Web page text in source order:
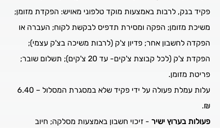
פקיד בנק, לרבות באמצעות מוקד טלפוני מאויש: הפקדת מזומן;
משיכת מזומן; הפקה ומסירת תדפיס לבקשת לקוח; העברה או
הפקדה לחשבון אחר; פדיון צ'ק (לרבות משיכה בצ'ק עצמי);
הפקדת צ'ק (לכל קבוצת צ'קים- עד 20 צ'קים); תשלום שובר;
פריטת מזומן.
עלות עמלת פעולה על ידי פקיד שלא במסגרת המסלול – 6.40
₪.
פעולות בערוץ ישיר - זיכוי חשבון באמצעות מסלקה; חיוב